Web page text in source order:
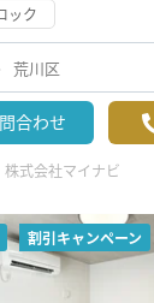
ック
荒川区
合わせ
株式会社マイナビ
割引キャンペーン